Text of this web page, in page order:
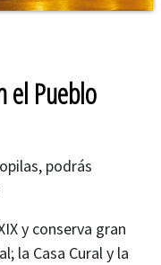
el Pueblo
podrás
y conserva gran
la Casa Cural y la